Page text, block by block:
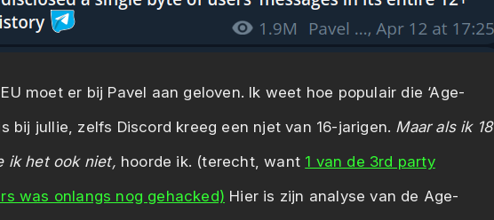
moet er bij Pavel aan geloven. Ik weet hoe populair die ‘Age-
bij jullie, zelfs Discord kreeg een njet van 16-jarigen. Maar als ik 18
ik het ook niet, hoorde ik. (terecht, want 1 van de 3rd party
was onlangs nog gehacked) Hier is zijn analyse van de Age-